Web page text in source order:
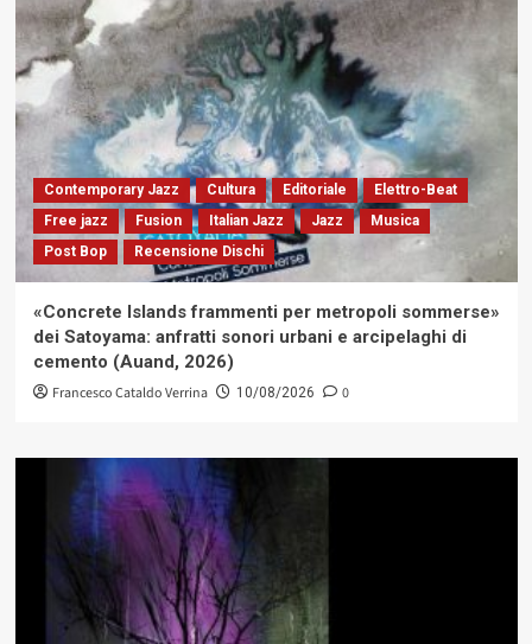
Contemporary Jazz Cultura Editoriale
Elettro-Beat
Free jazz
Fusion Italian Jazz Jazz
Musica
Post Bop
Recensione Dischi
«Concrete Islands frammenti per metropoli sommerse»
dei Satoyama: anfratti sonori urbani e arcipelaghi di
cemento (Auand, 2026)
Francesco Cataldo Verrina 10/08/2026 0